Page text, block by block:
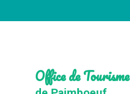
Office de Tourisme